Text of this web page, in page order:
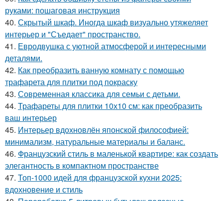
руками: пошаговая инструкция
40. Скрытый шкаф. Иногда шкаф визуально утяжеляет
интерьер и "Съедает" пространство.
41. Евродвушка с уютной атмосферой и интересными
деталями.
42. Как преобразить ванную комнату с помощью
трафарета для плитки под покраску
43. Современная классика для семьи с детьми.
44. Трафареты для плитки 10х10 см: как преобразить
ваш интерьер
45. Интерьер вдохновлён японской философией:
минимализм, натуральные материалы и баланс.
46. Французский стиль в маленькой квартире: как создать
элегантность в компактном пространстве
47. Топ-1000 идей для французской кухни 2025:
вдохновение и стиль